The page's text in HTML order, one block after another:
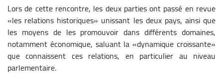
Lors de cette rencontre, les deux parties ont passé en revue
«les relations historiques» unissant les deux pays, ainsi que
les moyens de les promouvoir dans différents domaines,
notamment économique, saluant la «dynamique croissante»
que connaissent ces relations, en particulier au niveau
parlementaire.